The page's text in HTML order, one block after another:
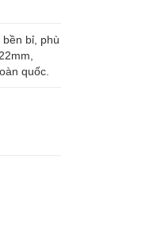
bỉ, phù
quốc.